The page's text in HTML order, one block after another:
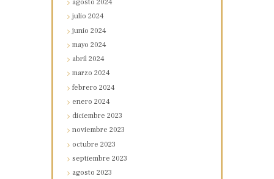
agosto2024
julio2024
junio2024
mayo2024
abril2024
marzo2024
febrero2024
enero2024
diciembre2023
noviembre2023
octubre2023
septiembre2023
agosto2023